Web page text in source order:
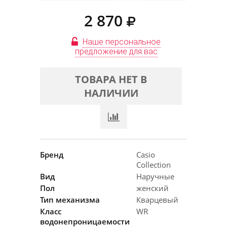
2 870
Наше персональное
предложение для вас
ТОВАРА НЕТ В
НАЛИЧИИ
Бренд
Casio
Collection
Вид
Наручные
Пол
женский
Тип механизма
Кварцевый
Класс
водонепроницаемости
WR